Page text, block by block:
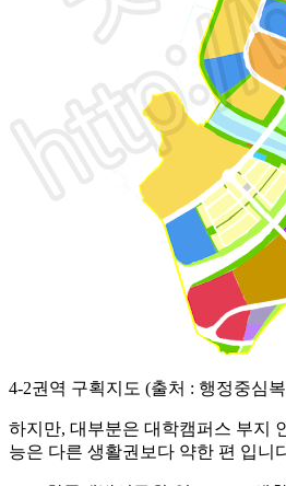
4-2권역 구획지도 (출처 : 행정중심
하지만, 대부분은 대학캠퍼스 부지
능은 다른 생활권보다 약한 편 입니